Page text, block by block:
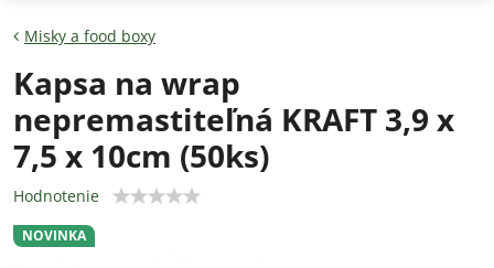
NOVINKA
Misky a food boxy
Kapsa na wrap
nepremastiteľná KRAFT 3,9 x
7,5 x 10cm (50ks)
Hodnotenie